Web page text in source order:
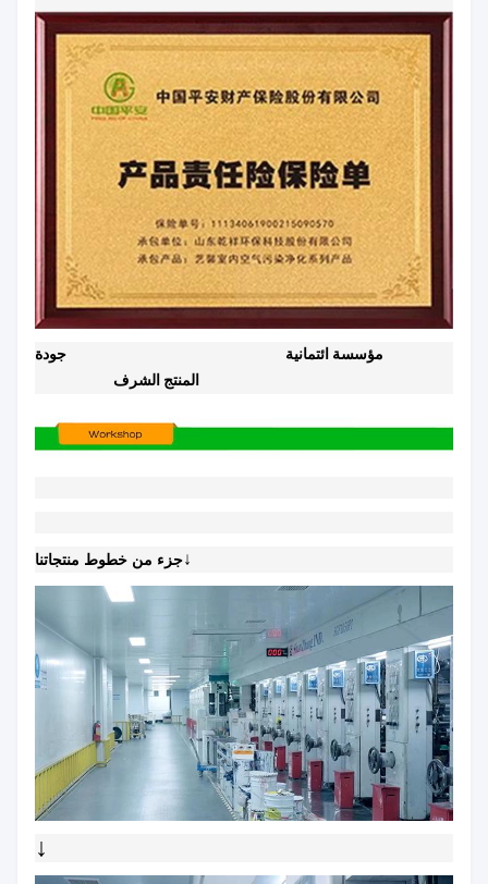
مؤسسة ائتمانية
جودة
المنتج الشرف
↓جزء من خطوط منتجاتنا
↓